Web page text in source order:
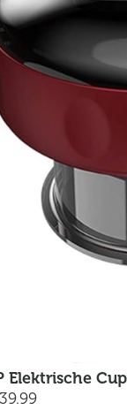
Elektrische
39.99